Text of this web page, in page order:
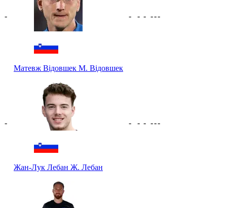
-
Матевж Відовшек М. Відовшек
- - - ---
-
Жан-Лук Лебан Ж. Лебан
- - - ---